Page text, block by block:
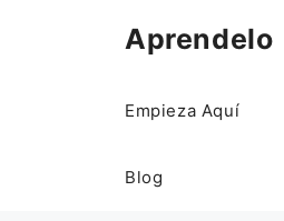
Aprendelo
Empieza Aquí
Blog